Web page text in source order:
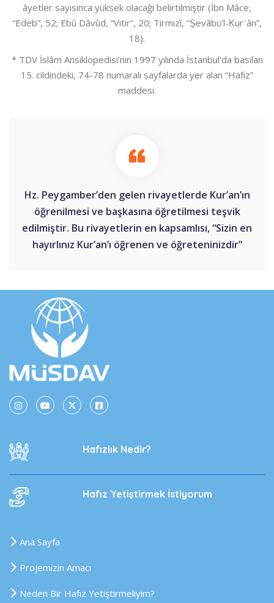
âyetler sayısınca yüksek olacağı belirtilmiştir (İbn Mâce,
“Edeb”, 52; Ebû Dâvûd, “Vitir”, 20; Tirmizî, “S̱evâbü’l-Ḳurʾân”,
18).
* TDV İslâm Ansiklopedisi’nin 1997 yılında İstanbul’da basılan
15. cildindeki, 74-78 numaralı sayfalarda yer alan “Hafız”
maddesi.
Hz. Peygamber’den gelen rivayetlerde Kur’an’ın
öğrenilmesi ve başkasına öğretilmesi teşvik
edilmiştir. Bu rivayetlerin en kapsamlısı, “Sizin en
hayırlınız Kur’an’ı öğrenen ve öğreteninizdir”
Hafızlık Nedir?
Hafız Yetiştirmek İstiyorum
Ana Sayfa
Projemizin Amacı
Neden Bir Hafız Yetiştirmeliyim?